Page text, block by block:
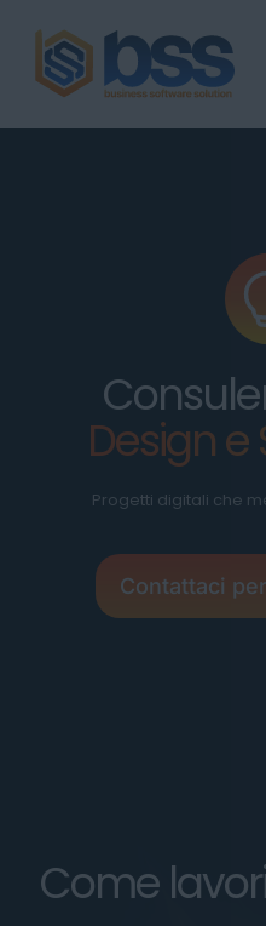
Design e
Progetti digitali che
Contattaci
Come